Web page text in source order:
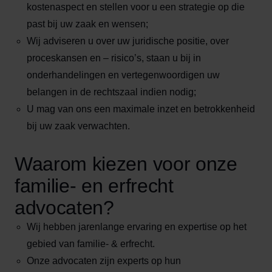
kostenaspect en stellen voor u een strategie op die
past bij uw zaak en wensen;
Wij adviseren u over uw juridische positie, over
proceskansen en – risico’s, staan u bij in
onderhandelingen en vertegenwoordigen uw
belangen in de rechtszaal indien nodig;
U mag van ons een maximale inzet en betrokkenheid
bij uw zaak verwachten.
Waarom kiezen voor onze
familie- en erfrecht
advocaten?
Wij hebben jarenlange ervaring en expertise op het
gebied van familie- & erfrecht.
Onze advocaten zijn experts op hun